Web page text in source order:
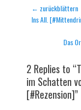
← zurückblättern
Vorheriger
Ins All.
Das
2 Replies to
im Schatten
[#Rezension]”